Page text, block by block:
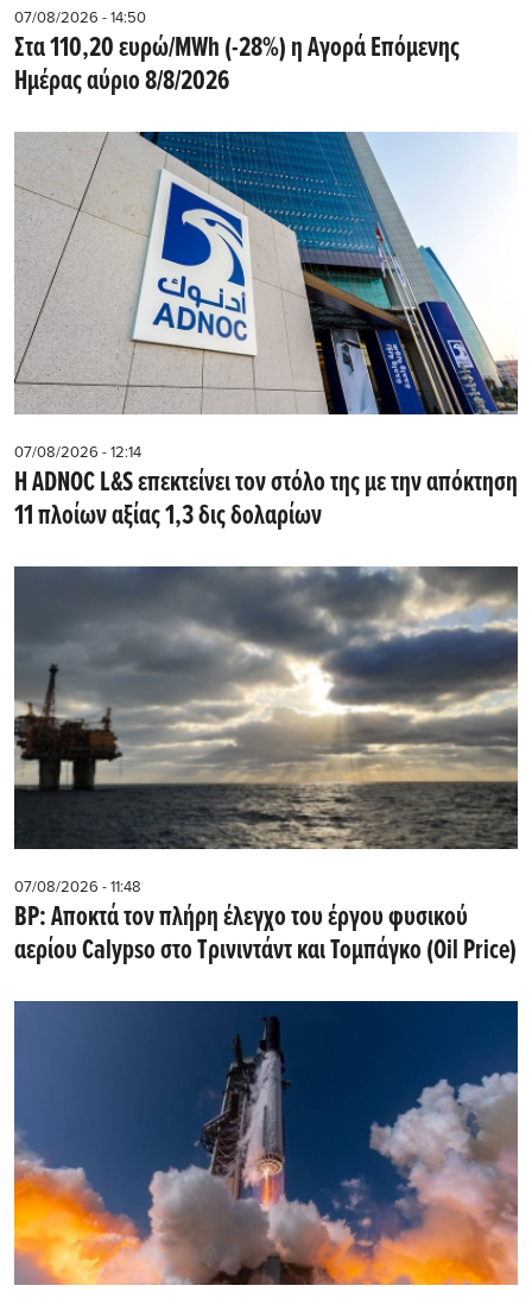
07/08/2026 - 14:50
Στα 110,20 ευρώ/MWh (-28%) η Αγορά Επόμενης
Ημέρας αύριο 8/8/2026
07/08/2026 - 12:14
Η ADNOC L&S επεκτείνει τον στόλο της με την απόκτηση
11 πλοίων αξίας 1,3 δις δολαρίων
07/08/2026 - 11:48
BP: Αποκτά τον πλήρη έλεγχο του έργου φυσικού
αερίου Calypso στο Τρινιντάντ και Τομπάγκο (Oil Price)